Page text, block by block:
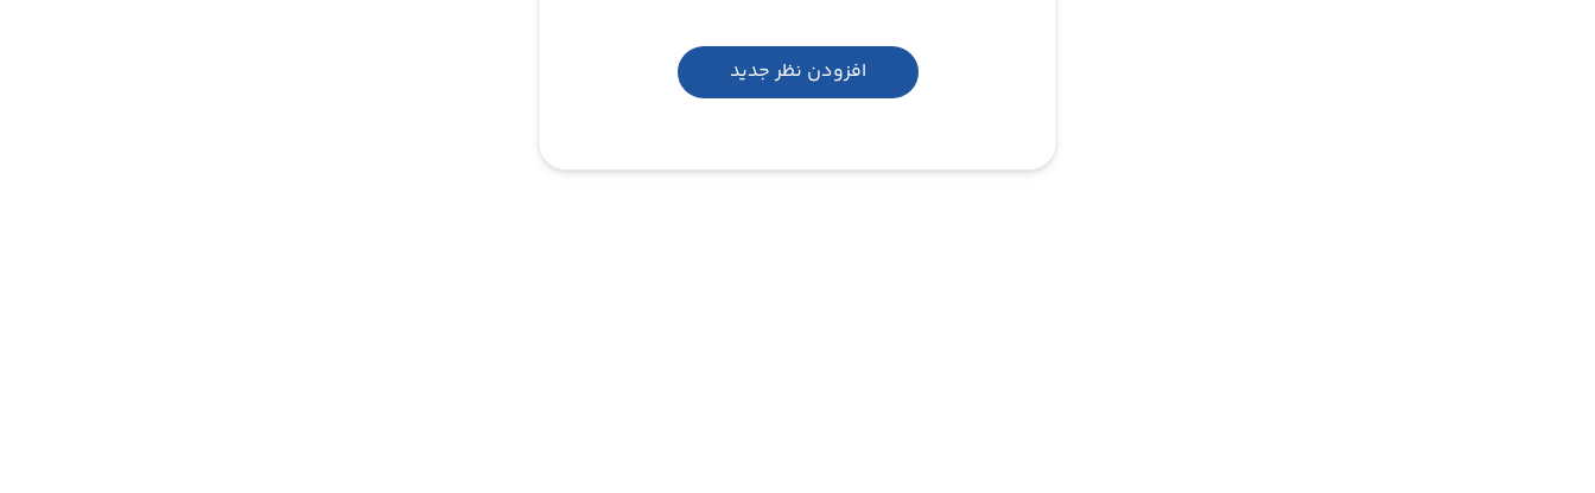
افزودن نظر جدید